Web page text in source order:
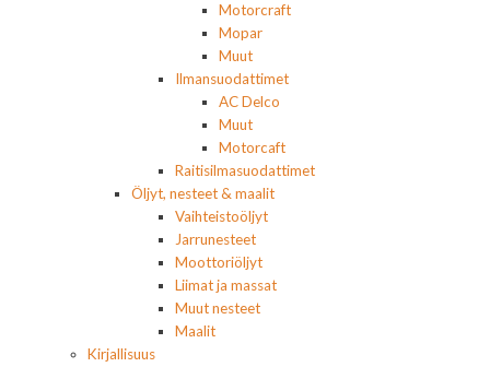
Motorcraft
Mopar
Muut
Ilmansuodattimet
AC Delco
Muut
Motorcaft
Raitisilmasuodattimet
Öljyt, nesteet & maalit
Vaihteistoöljyt
Jarrunesteet
Moottoriöljyt
Liimat ja massat
Muut nesteet
Maalit
Kirjallisuus